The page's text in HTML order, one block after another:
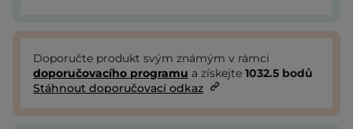
Doporučte produkt svým známým v rámci
doporučovacího programu a získejte 1032.5 bodů
Stáhnout doporučovací odkaz